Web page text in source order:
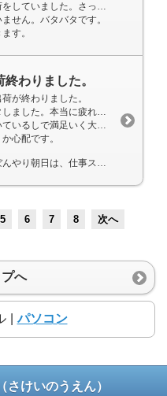
さっそく忙しくさしてもらってます。
せん。バタバタです。
す。
わりました。
が終わりました。
た。本当に疲れました。
いく大根にはまだ出会っていません。
心配です。
、仕事スイッチを入れてくれます。
5 6 7 8 次へ
へ
パソコン
けいのうえん）